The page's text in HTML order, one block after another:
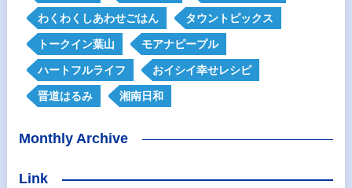
わくわくしあわせごはん タウントピックス
トークイン葉山 モアナピープル
ハートフルライフ おイシイ幸せレシピ
晋道はるみ 湘南日和
Monthly Archive
Link